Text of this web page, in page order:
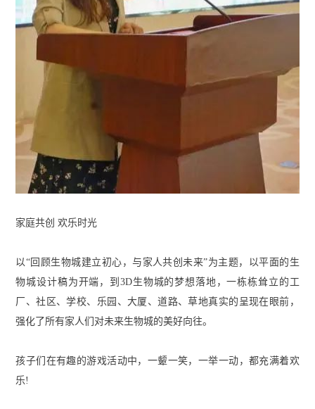
家庭共创 欢乐时光
以“回顾生物城建立初心，与家人共创未来”为主题，以平面的生
物城设计稿为开端，到3D生物城的梦想落地，一栋栋耸立的工
厂、社区、学校、乐园、大厦、道路、草地真实的呈现在眼前，
强化了所有家人们对未来生物城的美好向往。
孩子们在有趣的游戏活动中，一颦一笑，一举一动，都充满着欢
乐!